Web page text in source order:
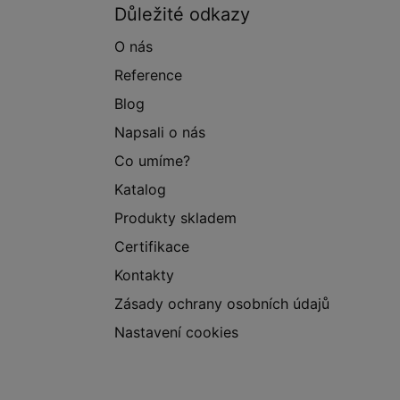
Důležité odkazy
O nás
Reference
Blog
Napsali o nás
Co umíme?
Katalog
Produkty skladem
Certifikace
Kontakty
Zásady ochrany osobních údajů
Nastavení cookies